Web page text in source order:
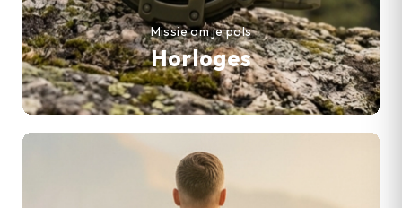
Horloges
Missie om je pols